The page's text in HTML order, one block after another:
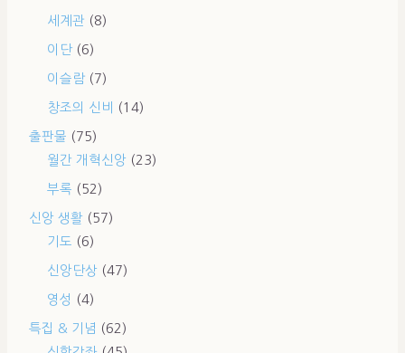
세계관 (8)
이단 (6)
이슬람 (7)
창조의 신비 (14)
출판물 (75)
월간 개혁신앙 (23)
부록 (52)
신앙 생활 (57)
기도 (6)
신앙단상 (47)
영성 (4)
특집 & 기념 (62)